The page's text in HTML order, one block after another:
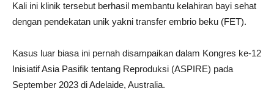
Kali ini klinik tersebut berhasil membantu kelahiran bayi sehat
dengan pendekatan unik yakni transfer embrio beku (FET).
Kasus luar biasa ini pernah disampaikan dalam Kongres ke-12
Inisiatif Asia Pasifik tentang Reproduksi (ASPIRE) pada
September 2023 di Adelaide, Australia.